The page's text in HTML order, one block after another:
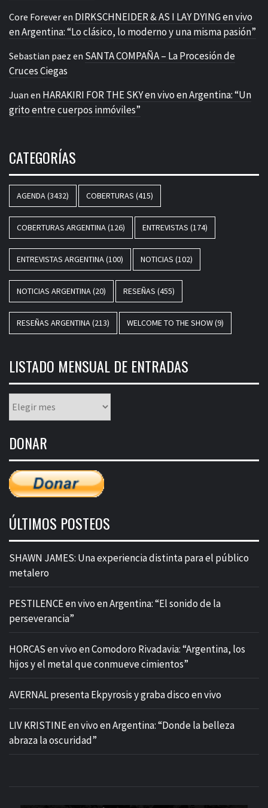
Core Foreveren DIRKSCHNEIDER & AS I LAY DYING en vivo
en Argentina: “Lo clásico, lo moderno y una misma pasión”
Sebastian paez en SANTA COMPAÑA – La Procesión de
Cruces Ciegas
Juan en HARAKIRI FOR THE SKY en vivo en Argentina: “Un
grito entre cuerpos inmóviles”
CATEGORÍAS
AGENDA(3432) COBERTURAS (415)
COBERTURAS ARGENTINA(126) ENTREVISTAS (174)
ENTREVISTAS ARGENTINA(100) NOTICIAS (102)
NOTICIAS ARGENTINA(20) RESEÑAS (455)
RESEÑAS ARGENTINA(213) WELCOME TO THE SHOW(9)
LISTADO MENSUAL DE ENTRADAS
mensual
entradas
DONAR
ÚLTIMOS POSTEOS
SHAWN JAMES: Una experiencia distinta para el público
metalero
PESTILENCE en vivo en Argentina: “El sonido de la
perseverancia”
HORCAS en vivo en Comodoro Rivadavia: “Argentina, los
hijos y el metal que conmueve cimientos”
AVERNAL presenta Ekpyrosis y graba disco en vivo
LIV KRISTINE en vivo en Argentina: “Donde la belleza
abraza la oscuridad”